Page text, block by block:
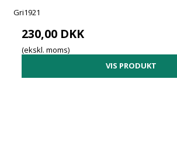
Gri1921
230,00 DKK
(ekskl. moms)
VIS PRODUKT